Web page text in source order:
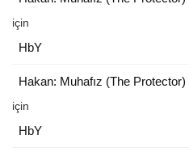
için
HbY
Hakan: Muhafız (The
için
HbY